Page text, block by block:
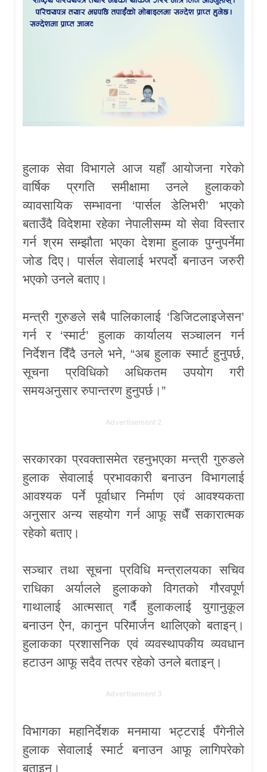
हुलाक सेवा विभागले आज यहाँ आयोजना गरेको
वार्षिक प्रगति समीक्षामा उनले हुलाकको
व्यावसायिक सम्भावना ‘पार्सल डेलिभरी’ भएको
बताउँदै विदेशमा रहेका नेपालीसम्म यो सेवा विस्तार
गर्न श्रम सम्झौता भएका देशमा हुलाक पुग्नुपर्नेमा
जोड दिए। पार्सल सेवालाई भरपर्दो बनाउन जरुरी
भएको उनले बताए।
मन्त्री गुरुङले सबै पालिकालाई ‘डिजिटलाइजेसन’
गर्न र ‘स्मार्ट’ हुलाक कार्यालय सञ्चालन गर्न
निर्देशन दिँदै उनले भने, “अब हुलाक स्मार्ट हुनुपर्छ,
सूचना प्रविधिको अधिकतम उपयोग गरी
समयअनुसार रुपान्तरण हुनुपर्छ।”
Advertisement 2
सरकारका प्रवक्तासमेत रहनुभएका मन्त्री गुरुङले
हुलाक सेवालाई प्रभावकारी बनाउन विभागलाई
आवश्यक पर्ने पूर्वाधार निर्माण एवं आवश्यकता
अनुसार अन्य सहयोग गर्न आफू सधैँ सकारात्मक
रहेको बताए।
सञ्चार तथा सूचना प्रविधि मन्त्रालयका सचिव
राधिका अर्यालले हुलाकको विगतको गौरवपूर्ण
गाथालाई आत्मसात् गर्दै हुलाकलाई युगानुकूल
बनाउन ऐन, कानुन परिमार्जन थालिएको बताइन्।
हुलाकका प्रशासनिक एवं व्यवस्थापकीय व्यवधान
हटाउन आफू सदैव तत्पर रहेको उनले बताइन्।
Advertisement 3
विभागका महानिर्देशक मनमाया भट्टराई पँगेनीले
हुलाक सेवालाई स्मार्ट बनाउन आफू लागिपरेको
बताइन्।